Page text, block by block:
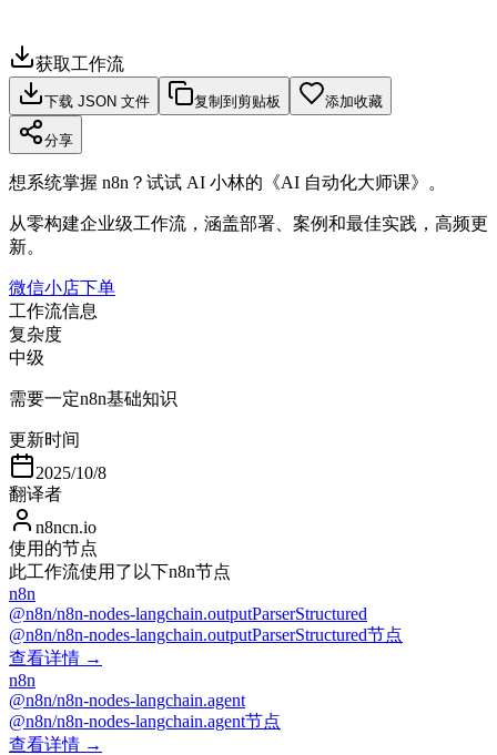
获取工作流
下载 JSON 文件 复制到剪贴板 添加收藏
分享
想系统掌握 n8n？试试 AI 小林的《AI 自动化大师课》。
从零构建企业级工作流，涵盖部署、案例和最佳实践，高频更
新。
微信小店下单
工作流信息
复杂度
中级
需要一定n8n基础知识
更新时间
2025/10/8
翻译者
n8ncn.io
使用的节点
此工作流使用了以下n8n节点
n8n
@n8n/n8n-nodes-langchain.outputParserStructured
@n8n/n8n-nodes-langchain.outputParserStructured节点
查看详情 →
n8n
@n8n/n8n-nodes-langchain.agent
@n8n/n8n-nodes-langchain.agent节点
查看详情 →